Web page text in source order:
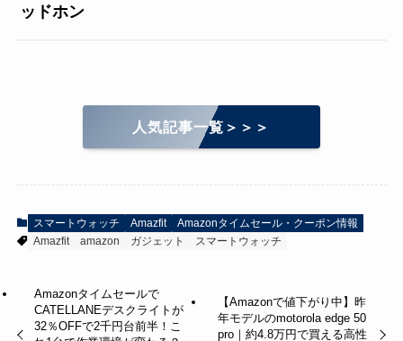
ッドホン
人気記事一覧＞＞＞
スマートウォッチ Amazfit
Amazonタイムセール・クーポン情報
Amazfit
amazon ガジェット スマートウォッチ
Amazonタイムセールで
CATELLANEデスクライトが
32％OFFで2千円台前半！こ
【Amazonで値下がり中】昨
年モデルのmotorola edge 50
pro｜約4.8万円で買える高性